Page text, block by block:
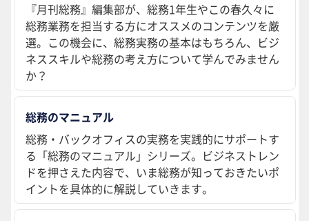
『月刊総務』編集部が、総務1年生やこの春久々に
総務業務を担当する方にオススメのコンテンツを厳
選。この機会に、総務実務の基本はもちろん、ビジ
ネススキルや総務の考え方について学んでみません
か？
総務のマニュアル
総務・バックオフィスの実務を実践的にサポートす
る「総務のマニュアル」シリーズ。ビジネストレン
ドを押さえた内容で、いま総務が知っておきたいポ
イントを具体的に解説していきます。